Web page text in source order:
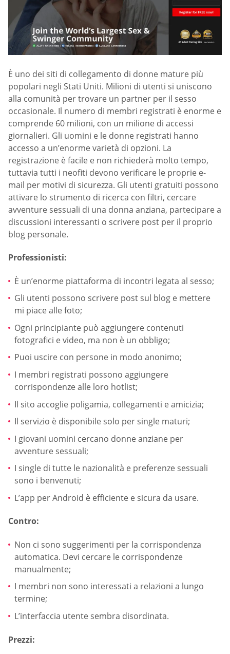
È uno dei siti di collegamento di donne mature più
popolari negli Stati Uniti. Milioni di utenti si uniscono
alla comunità per trovare un partner per il sesso
occasionale. Il numero di membri registrati è enorme e
comprende 60 milioni, con un milione di accessi
giornalieri. Gli uomini e le donne registrati hanno
accesso a un’enorme varietà di opzioni. La
registrazione è facile e non richiederà molto tempo,
tuttavia tutti i neofiti devono verificare le proprie e-
mail per motivi di sicurezza. Gli utenti gratuiti possono
attivare lo strumento di ricerca con filtri, cercare
avventure sessuali di una donna anziana, partecipare a
discussioni interessanti o scrivere post per il proprio
blog personale.
Professionisti:
È un’enorme piattaforma di incontri legata al sesso;
Gli utenti possono scrivere post sul blog e mettere
mi piace alle foto;
Ogni principiante può aggiungere contenuti
fotografici e video, ma non è un obbligo;
Puoi uscire con persone in modo anonimo;
I membri registrati possono aggiungere
corrispondenze alle loro hotlist;
Il sito accoglie poligamia, collegamenti e amicizia;
Il servizio è disponibile solo per single maturi;
I giovani uomini cercano donne anziane per
avventure sessuali;
I single di tutte le nazionalità e preferenze sessuali
sono i benvenuti;
L’app per Android è efficiente e sicura da usare.
Contro:
Non ci sono suggerimenti per la corrispondenza
automatica. Devi cercare le corrispondenze
manualmente;
I membri non sono interessati a relazioni a lungo
termine;
L’interfaccia utente sembra disordinata.
Prezzi: